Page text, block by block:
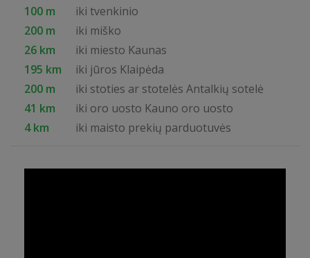
100 m
iki tvenkinio
200 m
iki miško
26 km
iki miesto Kaunas
195 km
iki jūros Klaipėda
200 m
iki stoties ar stotelės Antalkių sotelė
41 km
iki oro uosto Kauno oro uosto
4 km
iki maisto prekių parduotuvės